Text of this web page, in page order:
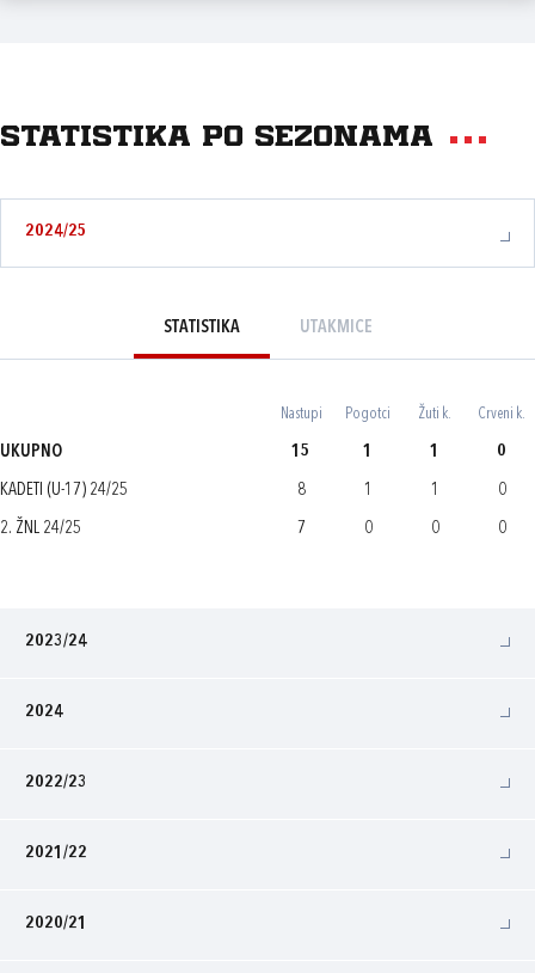
Statistika po sezonama
2024/25
STATISTIKA UTAKMICE
Nastupi Pogotci Žuti k. Crveni k.
UKUPNO 15 1 1 0
KADETI (U-17) 24/25 8 1 1 0
2. ŽNL 24/25 7 0 0 0
2023/24
2024
2022/23
2021/22
2020/21